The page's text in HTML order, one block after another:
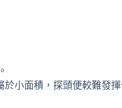
小面積，探頭便較難發揮